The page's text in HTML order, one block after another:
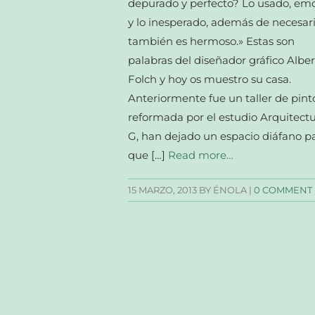
depurado y perfecto? Lo usado,
y lo inesperado, además de
también es hermoso.» Estas son
palabras del diseñador gráfico
Folch y hoy os muestro su casa.
Anteriormente fue un taller de
reformada por el estudio
G, han dejado un espacio diáfano
que […] Read more…
15 MARZO, 2013 BY ÉNOLA | 0 COMMENT